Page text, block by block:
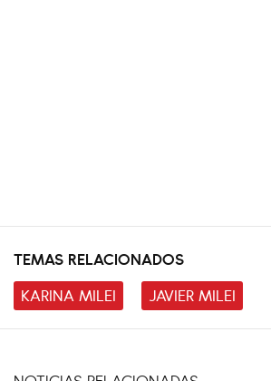
TEMAS RELACIONADOS
KARINA MILEI
JAVIER MILEI